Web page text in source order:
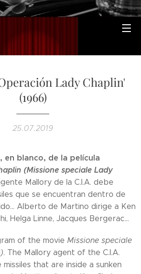
Lady Chaplin'
(1966)
25.07.2019
en blanco, de la película
(Missione speciale Lady
Mallory de la C.I.A. debe
que se encuentran dentro de
Alberto de Martino dirige a Ken
Helga Linne, Jacques Bergerac...
of the movie Missione speciale
. The Mallory agent of the C.I.A.
that are inside a sunken